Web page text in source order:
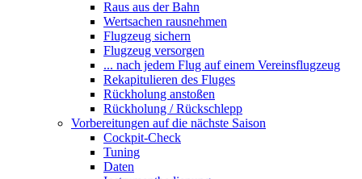
Raus aus der Bahn
Wertsachen rausnehmen
Flugzeug sichern
Flugzeug versorgen
... nach jedem Flug auf einem Vereinsflugzeug
Rekapitulieren des Fluges
Rückholung anstoßen
Rückholung / Rückschlepp
Vorbereitungen auf die nächste Saison
Cockpit-Check
Tuning
Daten